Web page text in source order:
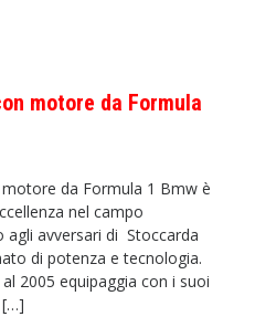
motore da Formula
da Formula 1 Bmw è
nel campo
avversari di Stoccarda
di potenza e tecnologia.
2005 equipaggia con i suoi
[…]